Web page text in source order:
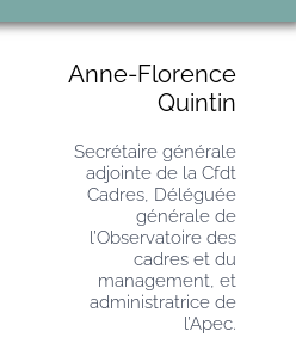
Anne-Florence
Quintin
Secrétaire générale
adjointe de la Cfdt
Cadres, Déléguée
générale de
l’Observatoire des
cadres et du
management, et
administratrice de
l’Apec.